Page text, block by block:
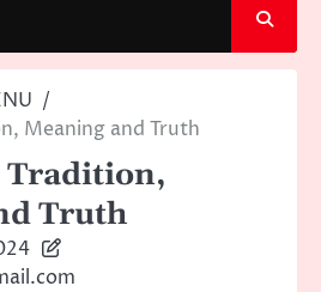
Meaning and Truth
Tradition,
Truth